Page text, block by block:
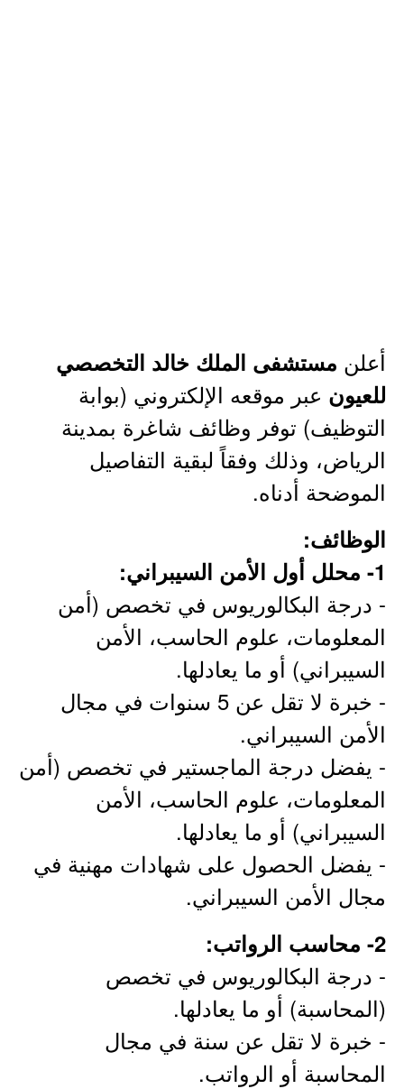
أعلن مستشفى الملك خالد التخصصي
للعيون عبر موقعه الإلكتروني (بوابة
التوظيف) توفر وظائف شاغرة بمدينة
الرياض، وذلك وفقاً لبقية التفاصيل
الموضحة أدناه.
الوظائف:
1- محلل أول الأمن السيبراني:
- درجة البكالوريوس في تخصص (أمن
المعلومات، علوم الحاسب، الأمن
السيبراني) أو ما يعادلها.
- خبرة لا تقل عن 5 سنوات في مجال
الأمن السيبراني.
- يفضل درجة الماجستير في تخصص (أمن
المعلومات، علوم الحاسب، الأمن
السيبراني) أو ما يعادلها.
- يفضل الحصول على شهادات مهنية في
مجال الأمن السيبراني.
2- محاسب الرواتب:
- درجة البكالوريوس في تخصص
(المحاسبة) أو ما يعادلها.
- خبرة لا تقل عن سنة في مجال
المحاسبة أو الرواتب.